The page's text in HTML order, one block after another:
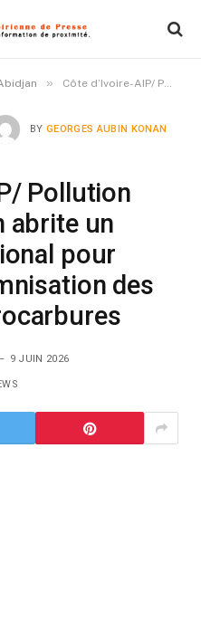
» Côte d’Ivoire-AIP/ Pollution marine : Abidjan abrite un atelier sous-régional pour maîtriser l’indemnisation des dégâts aux hydrocarbures
BY GEORGES AUBIN KONAN
Pollution
abrite un
pour
des
9 JUIN 2026